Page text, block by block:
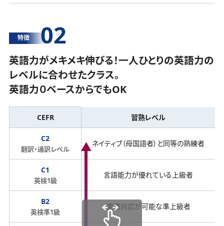
特徴 02
英語力がメキメキ伸びる！一人ひとりの英語力の
レベルに合わせたクラス。
英語力０ベースからでもOK
CEFR 習熟レベル
C2
翻訳・通訳レベル
ネイティブ（母国語者）と同等の熟練者
C1
英検1級
言語能力が優れている上級者
B2
英検準1級
実務対応が可能な準上級者